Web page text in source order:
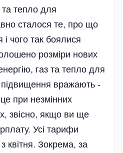
та тепло для
сталося те, про що
чого так боялися
розміри нових
газ та тепло для
вражають -
при незмінних
звісно, якщо ви ще
Усі тарифи
квітня. Зокрема, за